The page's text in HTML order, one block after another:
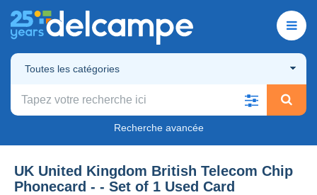
Toutes les catégories
Recherche avancée
UK United Kingdom British Telecom Chip
Phonecard - - Set of 1 Used Card